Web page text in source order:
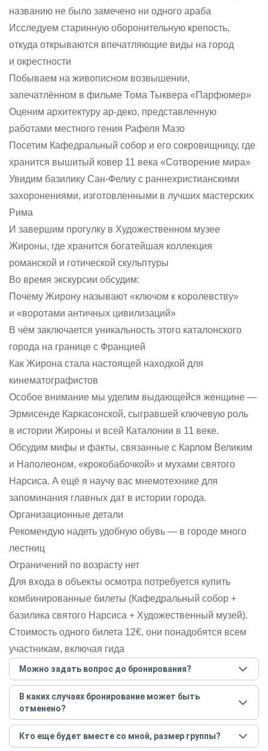
названию не было замечено ни одного араба
Исследуем старинную оборонительную крепость,
откуда открываются впечатляющие виды на город
и окрестности
Побываем на живописном возвышении,
запечатлённом в фильме Тома Тыквера «Парфюмер»
Оценим архитектуру ар-деко, представленную
работами местного гения Рафеля Мазо
Посетим Кафедральный собор и его сокровищницу, где
хранится вышитый ковер 11 века «Сотворение мира»
Увидим базилику Сан-Фелиу с раннехристианскими
захоронениями, изготовленными в лучших мастерских
Рима
И завершим прогулку в Художественном музее
Жироны, где хранится богатейшая коллекция
романской и готической скульптуры
Во время экскурсии обсудим:
Почему Жирону называют «ключом к королевству»
и «воротами античных цивилизаций»
В чём заключается уникальность этого каталонского
города на границе с Францией
Как Жирона стала настоящей находкой для
кинематографистов
Особое внимание мы уделим выдающейся женщине —
Эрмисенде Каркасонской, сыгравшей ключевую роль
в истории Жироны и всей Каталонии в 11 веке.
Обсудим мифы и факты, связанные с Карлом Великим
и Наполеоном, «крокобабочкой» и мухами святого
Нарсиса. А ещё я научу вас мнемотехнике для
запоминания главных дат в истории города.
Организационные детали
Рекомендую надеть удобную обувь — в городе много
лестниц
Ограничений по возрасту нет
Для входа в объекты осмотра потребуется купить
комбинированные билеты (Кафедральный собор +
базилика святого Нарсиса + Художественный музей).
Стоимость одного билета 12€, они понадобятся всем
участникам, включая гида
Можно задать вопрос до бронирования?
Достаточно перейти по ссылке «Задать вопрос» и
написать гиду. Платить при этом не нужно. Сначала
согласуйте с гидом интересующие вас вопросы и после
этого бронируйте экскурсию.Задать вопрос.
В каких случаях бронирование может быть
отменено?
Только в случае неблагоприятных погодных условий,
например, если экскурсия на кораблике, а по прогнозу
Кто еще будет вместе со мной, размер группы?